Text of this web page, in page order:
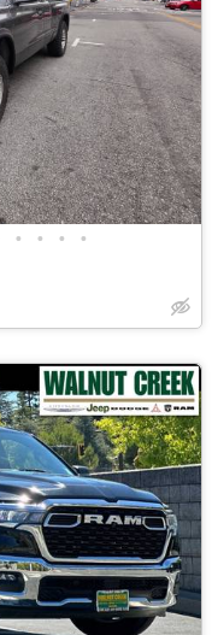
• • • •